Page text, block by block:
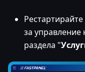
за управление
раздела "